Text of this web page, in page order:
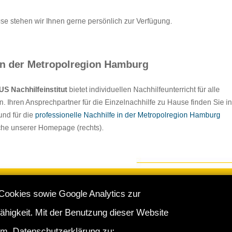
stehen wir Ihnen gerne persönlich zur Verfügung.
der Metropolregion Hamburg
Nachhilfeinstitut bietet individuellen Nachhilfeunterricht für alle
Ihren Ansprechpartner für die Einzelnachhilfe zu Hause finden Sie in
für die professionelle Nachhilfe in der Metropolregion Hamburg
unserer Homepage (rechts).
:Impressum/Sitemap/Datenschutz /Kontakt
22175 Hamburg - Telefon: 040 - 681370 / 60761683
sowie Google Analytics zur
Mit der Benutzung dieser Website